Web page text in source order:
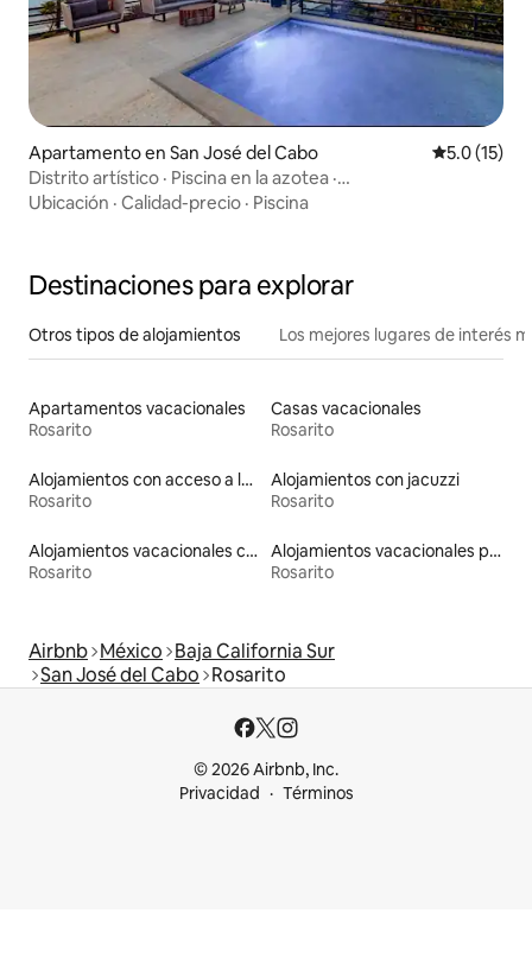
Apartamento en San José del Cabo Calificación
5.0 (15)
Distrito artístico · Piscina en la azotea ·
Compras/Restaurantes elegantes
Ubicación · Calidad-precio · Piscina
Destinaciones para explorar
Otros tipos de alojamientos Los mejores lugares de interés
Apartamentos vacacionales
Rosarito
Casas vacacionales
Rosarito
Alojamientos con acceso a la playa
Rosarito
Alojamientos con jacuzzi
Rosarito
Alojamientos vacacionales con piscina
Rosarito
Alojamientos vacacionales para familias
Rosarito
Airbnb México Baja California Sur
San José del Cabo Rosarito
© 2026 Airbnb, Inc.
Privacidad
Términos